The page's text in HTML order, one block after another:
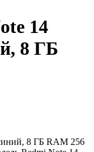
14
8 ГБ
8 ГБ RAM 256